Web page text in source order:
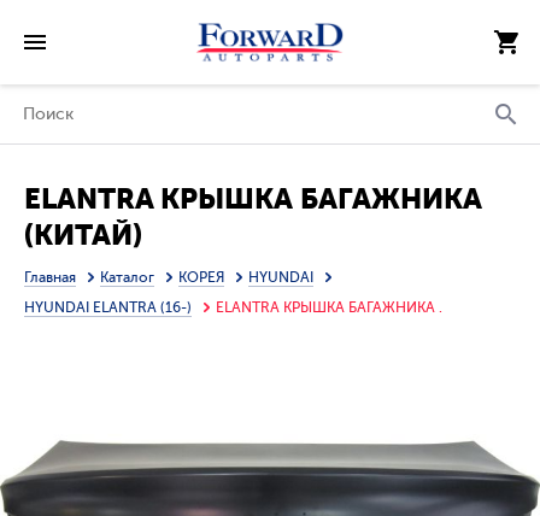
ELANTRA КРЫШКА БАГАЖНИКА
(КИТАЙ)
Главная Каталог КОРЕЯ
HYUNDAI
HYUNDAI ELANTRA (16-)
ELANTRA КРЫШКА БАГАЖНИКА .